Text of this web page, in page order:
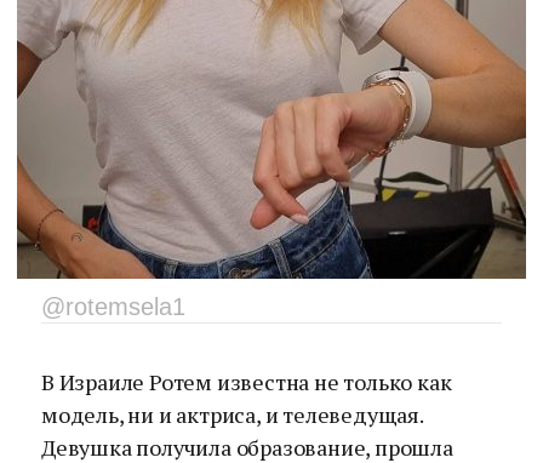
@rotemsela1
В Израиле Ротем известна не только как
модель, ни и актриса, и телеведущая.
Девушка получила образование, прошла